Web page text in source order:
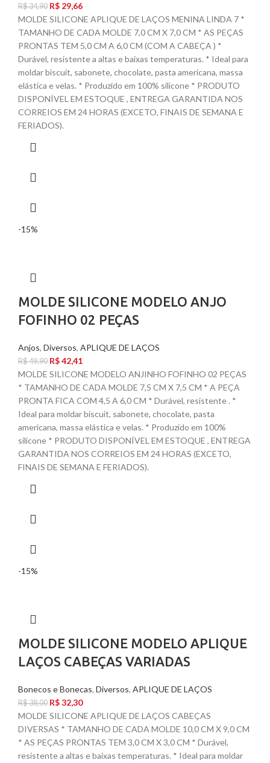
R$34,90 R$ 29,66
MOLDE SILICONE APLIQUE DE LAÇOS MENINA LINDA 7 *
TAMANHO DE CADA MOLDE 7,0 CM X 7,0 CM * AS PEÇAS
PRONTAS TEM 5,0 CM A 6,0 CM (COM A CABEÇA ) *
Durável, resistente a altas e baixas temperaturas. * Ideal para
moldar biscuit, sabonete, chocolate, pasta americana, massa
elástica e velas. * Produzido em 100% silicone * PRODUTO
DISPONÍVEL EM ESTOQUE , ENTREGA GARANTIDA NOS
CORREIOS EM 24 HORAS (EXCETO, FINAIS DE SEMANA E
FERIADOS).
-15%
MOLDE SILICONE MODELO ANJO
FOFINHO 02 PEÇAS
Anjos, Diversos, APLIQUE DE LAÇOS
R$49,90 R$42,41
MOLDE SILICONE MODELO ANJINHO FOFINHO 02 PEÇAS
* TAMANHO DE CADA MOLDE 7,5 CM X 7,5 CM * A PEÇA
PRONTA FICA COM 4,5 A 6,0 CM * Durável, resistente . *
Ideal para moldar biscuit, sabonete, chocolate, pasta
americana, massa elástica e velas. * Produzido em 100%
silicone * PRODUTO DISPONÍVEL EM ESTOQUE , ENTREGA
GARANTIDA NOS CORREIOS EM 24 HORAS (EXCETO,
FINAIS DE SEMANA E FERIADOS).
-15%
MOLDE SILICONE MODELO APLIQUE
LAÇOS CABEÇAS VARIADAS
Bonecos e Bonecas, Diversos, APLIQUE DE LAÇOS
R$38,00 R$32,30
MOLDE SILICONE APLIQUE DE LAÇOS CABEÇAS
DIVERSAS * TAMANHO DE CADA MOLDE 10,0 CM X 9,0 CM
* AS PEÇAS PRONTAS TEM 3,0 CM X 3,0 CM * Durável,
resistente a altas e baixas temperaturas. * Ideal para moldar